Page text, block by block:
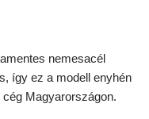
nemesacél
így ez a modell enyhén
Magyarországon.